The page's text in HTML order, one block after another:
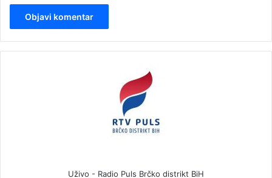
Uživo - Radio Puls Brčko distrikt BiH